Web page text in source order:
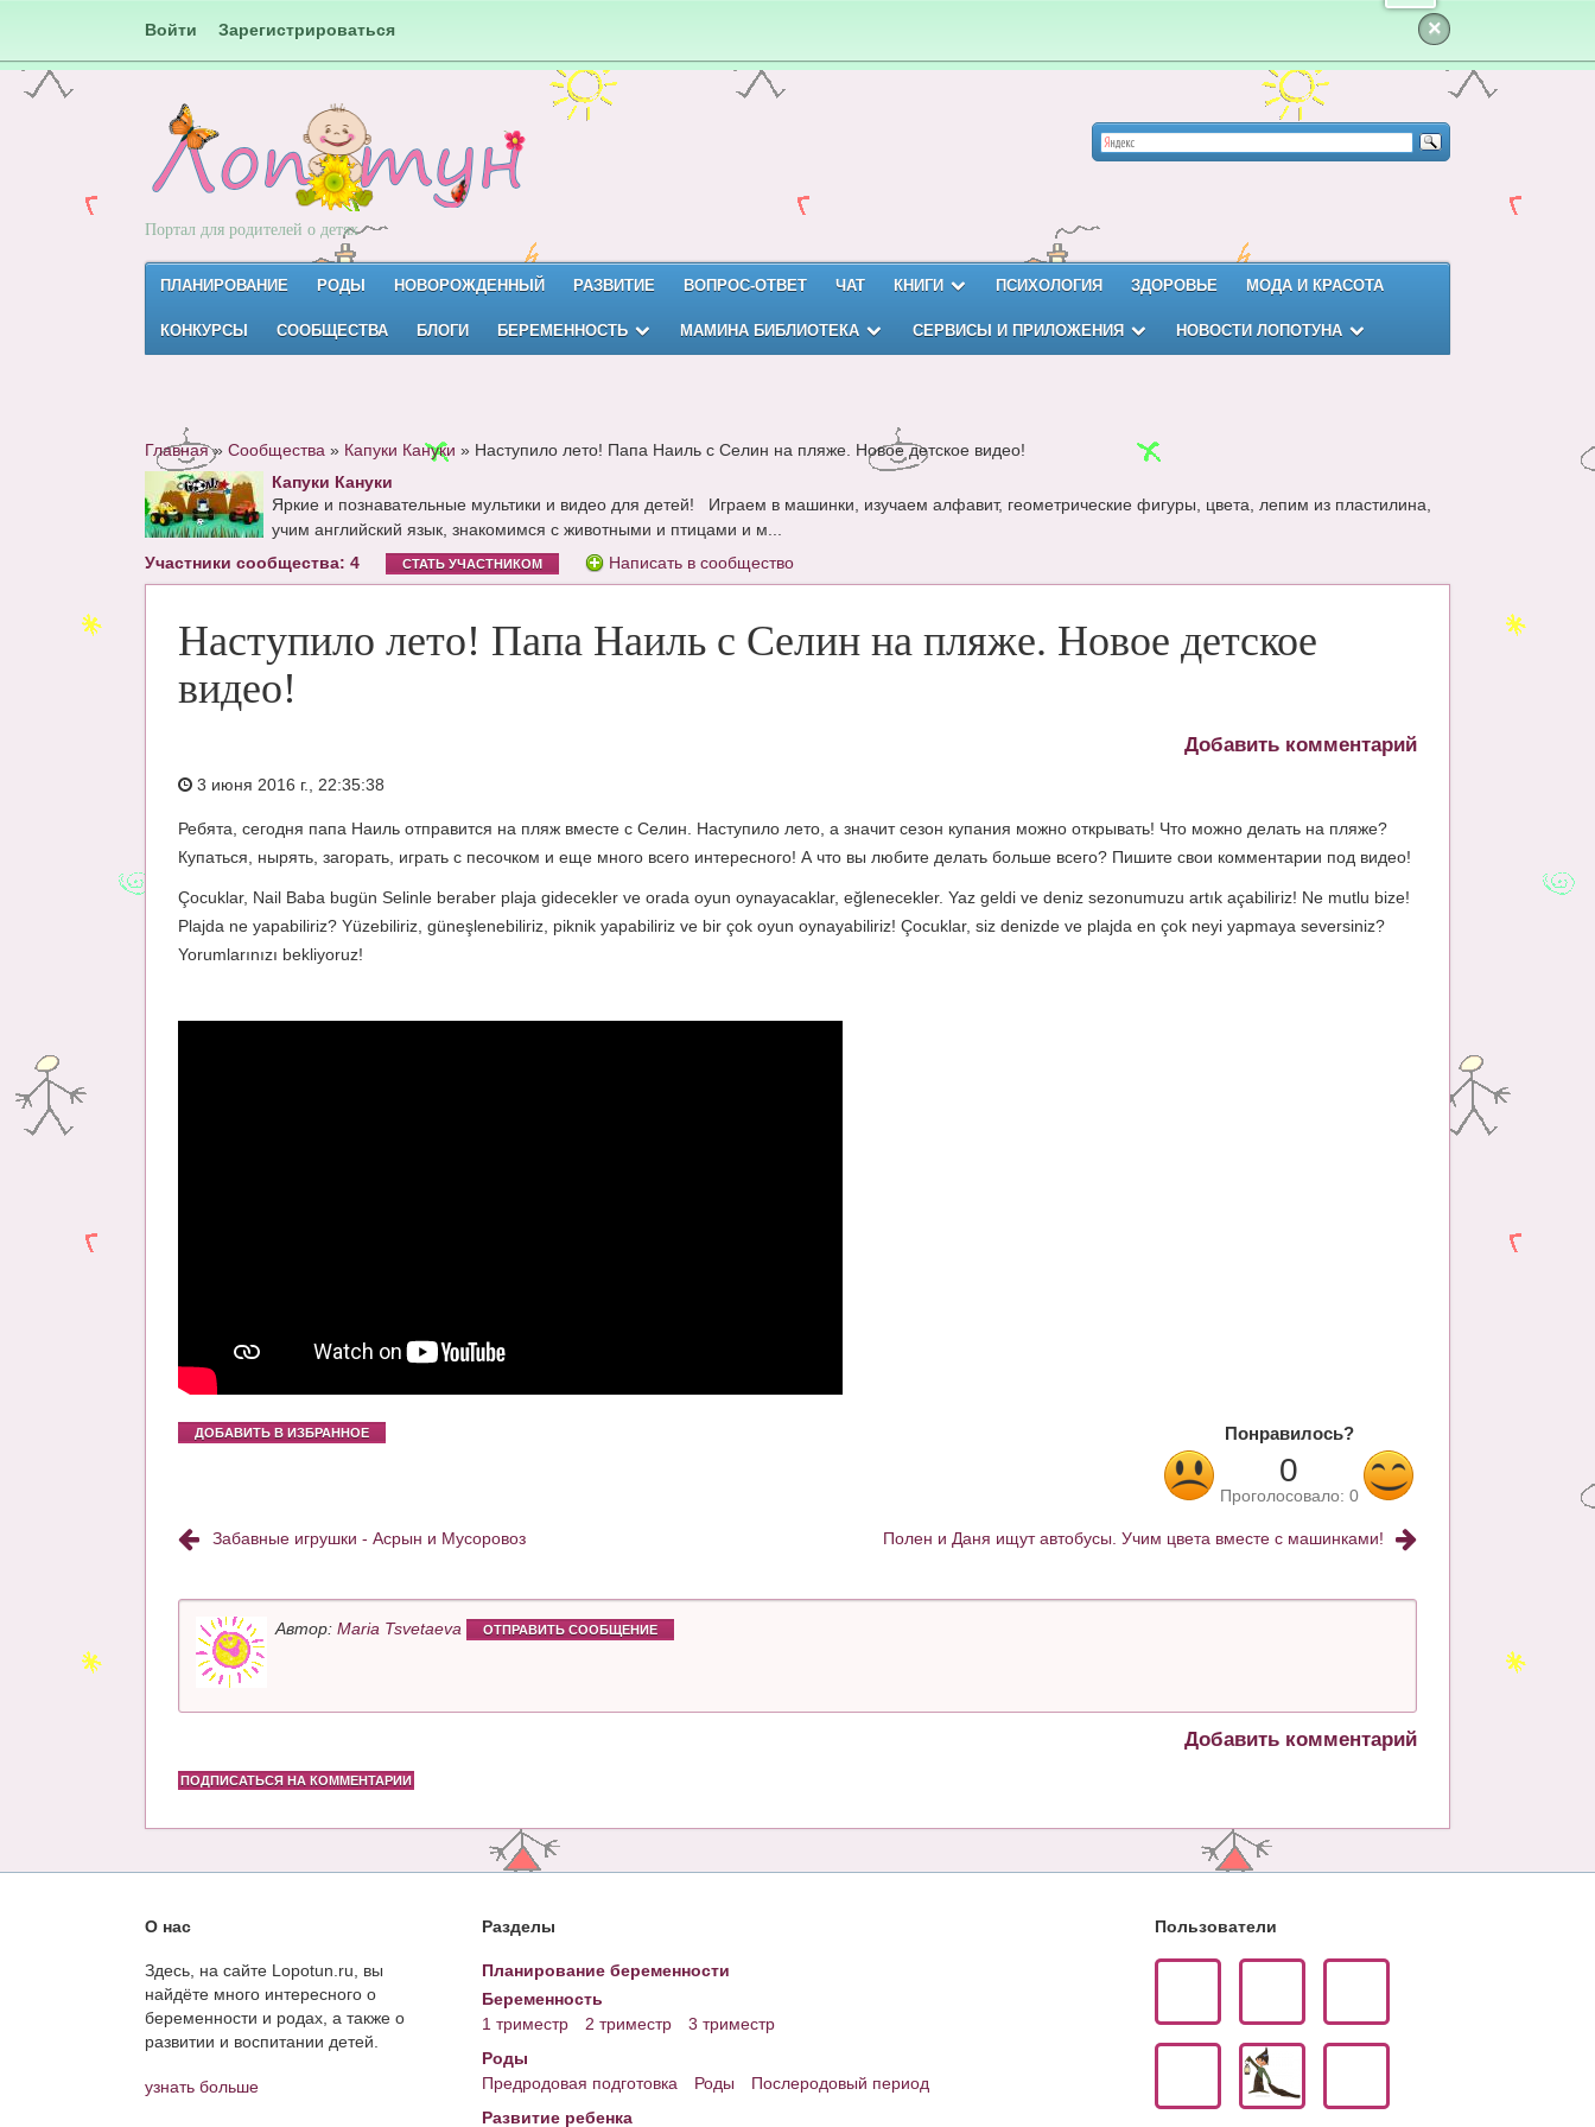
Войти Зарегистрироваться ×
Портал для родителей о детях
ПЛАНИРОВАНИЕ РОДЫ НОВОРОЖДЕННЫЙ РАЗВИТИЕ ВОПРОС-ОТВЕТ ЧАТ КНИГИ ПСИХОЛОГИЯ ЗДОРОВЬЕ МОДА И КРАСОТА
КОНКУРСЫ СООБЩЕСТВА БЛОГИ БЕРЕМЕННОСТЬ МАМИНА БИБЛИОТЕКА СЕРВИСЫ И ПРИЛОЖЕНИЯ НОВОСТИ ЛОПОТУНА
Главная» Сообщества » Капуки Кануки » Наступило лето! Папа Наиль с Селин на пляже. Новое детское видео!
Капуки Кануки
Яркие и познавательные мультики и видео для детей! Играем в машинки, изучаем алфавит, геометрические фигуры, цвета, лепим из пластилина,
учим английский язык, знакомимся с животными и птицами и м...
Участники сообщества: 4
СТАТЬ УЧАСТНИКОМ Написать в сообщество
Наступило лето! Папа Наиль с Селин на пляже. Новое детское
видео!
Добавить комментарий
3 июня 2016 г., 22:35:38
Ребята, сегодня папа Наиль отправится на пляж вместе с Селин. Наступило лето, а значит сезон купания можно открывать! Что можно делать на пляже?
Купаться, нырять, загорать, играть с песочком и еще много всего интересного! А что вы любите делать больше всего? Пишите свои комментарии под видео!
Çocuklar, Nail Baba bugün Selinle beraber plaja gidecekler ve orada oyun oynayacaklar, eğlenecekler. Yaz geldi ve deniz sezonumuzu artık açabiliriz! Ne mutlu bize!
Plajda ne yapabiliriz? Yüzebiliriz, güneşlenebiliriz, piknik yapabiliriz ve bir çok oyun oynayabiliriz! Çocuklar, siz denizde ve plajda en çok neyi yapmaya seversiniz?
Yorumlarınızı bekliyoruz!
Понравилось?
0
Проголосовало: 0
ДОБАВИТЬ В ИЗБРАННОЕ
Забавные игрушки - Асрын и Мусоровоз Полен и Даня ищут автобусы. Учим цвета вместе с машинками!
Автор: Maria Tsvetaeva ОТПРАВИТЬ СООБЩЕНИЕ
Добавить комментарий
ПОДПИСАТЬСЯ НА КОММЕНТАРИИ
О нас
Здесь, на сайте Lopotun.ru, вы
найдёте много интересного о
беременности и родах, а также о
развитии и воспитании детей.
узнать больше
Разделы
Планирование беременности
Беременность
1 триместр
2 триместр
3 триместр
Роды
Предродовая подготовка
Роды
Послеродовый период
Развитие ребенка
Пользователи